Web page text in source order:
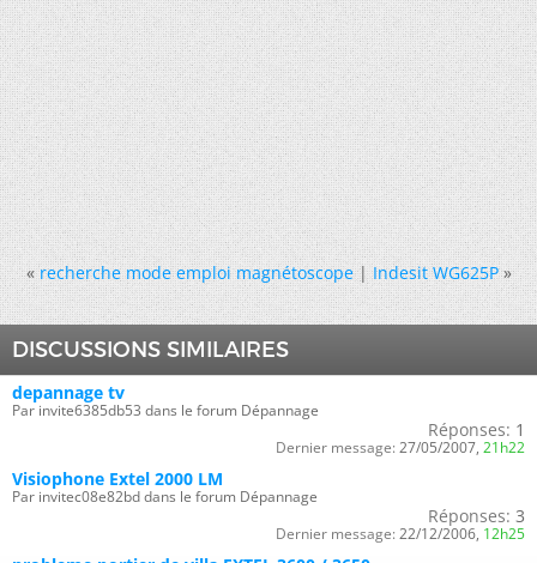
« recherche mode emploi magnétoscope|Indesit WG625P »
DISCUSSIONS SIMILAIRES
depannage tv
Par invite6385db53 dans le forum Dépannage
Réponses: 1
Dernier message: 27/05/2007, 21h22
Visiophone Extel 2000 LM
Par invitec08e82bd dans le forum Dépannage
Réponses: 3
Dernier message: 22/12/2006, 12h25